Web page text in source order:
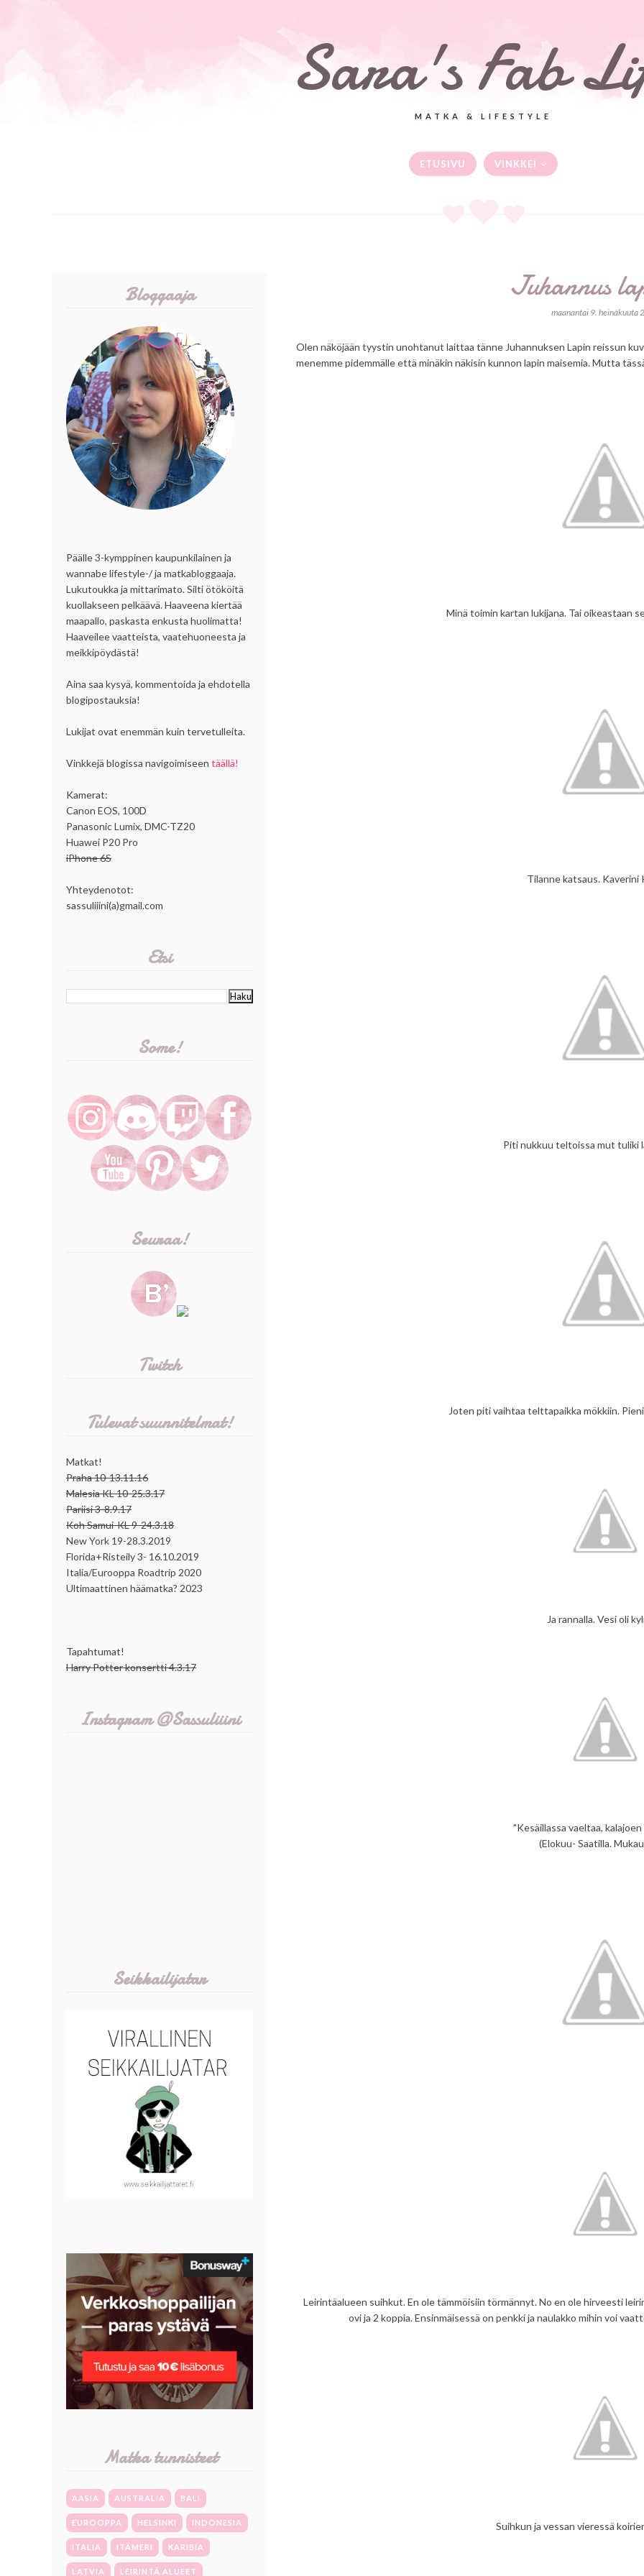
Sara's Fab
MATKA & LIFESTYLE
ETUSIVU VINKKEI
Juhannus
maanantai 9. heinäkuuta
Olen näköjään tyystin unohtanut laittaa tänne Juhannuksen Lapin reissun
menemme pidemmälle että minäkin näkisin kunnon lapin maisemia. Mutta
Minä toimin kartan lukijana. Tai oikeastaan
Tilanne katsaus. Kaverini
Piti nukkuu teltoissa mut tuliki
Joten piti vaihtaa telttapaikka mökkiin.
Ja rannalla. Vesi oli
"Kesäillassa vaeltaa,
(Elokuu- Saatilla.
Leirintäalueen suihkut. En ole tämmöisiin törmännyt. No en ole hirveesti
ovi ja 2 koppia. Ensinmäisessä on penkki ja naulakko mihin voi
Suihkun ja vessan vieressä
Bloggaaja
Päälle 3-kymppinen kaupunkilainen ja
wannabe lifestyle-/ ja matkabloggaaja.
Lukutoukka ja mittarimato. Silti ötököitä
kuollakseen pelkäävä. Haaveena kiertää
maapallo, paskasta enkusta huolimatta!
Haaveilee vaatteista, vaatehuoneesta ja
meikkipöydästä!
Aina saa kysyä, kommentoida ja ehdotella
blogipostauksia!
Lukijat ovat enemmän kuin tervetulleita.
Vinkkejä blogissa navigoimiseen täällä!
Kamerat:
Canon EOS, 100D
Panasonic Lumix, DMC-TZ20
Huawei P20 Pro
iPhone 6S
Yhteydenotot:
sassuliiini(a)gmail.com
Etsi
Some!
Seuraa!
Twitch
Tulevat suunnitelmat!
Matkat!
Praha 10-13.11.16
Malesia KL 10-25.3.17
Pariisi 3-8.9.17
Koh Samui-KL 9-24.3.18
New York 19-28.3.2019
Florida+Risteily 3- 16.10.2019
Italia/Eurooppa Roadtrip 2020
Ultimaattinen häämatka? 2023
Tapahtumat!
Harry Potter konsertti 4.3.17
Instagram @Sassuliiini
Seikkailijatar
Matka tunnisteet
AASIA AUSTRALIA BALI
EUROOPPA HELSINKI INDONESIA
ITALIA ITÄMERI KARIBIA
LATVIA LEIRINTÄ ALUEET